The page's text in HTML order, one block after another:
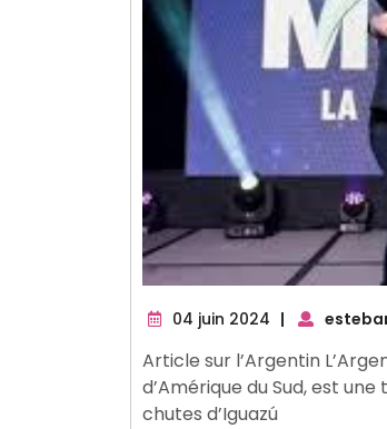
04 juin 2024 04
2024
|
Article sur l’Argentin
d’Amérique du Sud, est
chutes d’Iguazú